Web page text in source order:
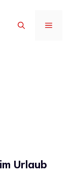
MENÜ
Urlaub